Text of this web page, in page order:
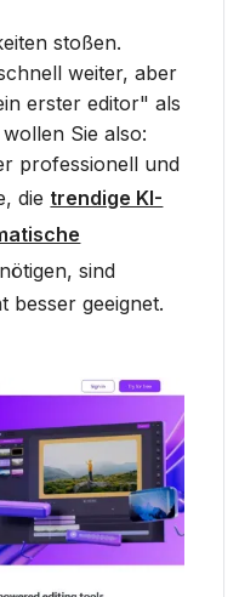
stoßen.
weiter, aber
erster editor" als
Sie also:
professionell und
die trendige KI-
sind
besser geeignet.